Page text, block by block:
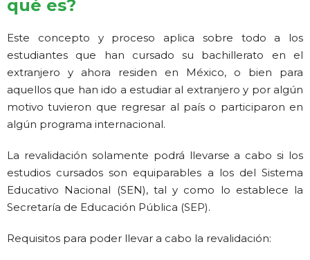
qué es?
Este concepto y proceso aplica sobre todo a los
estudiantes que han cursado su bachillerato en el
extranjero y ahora residen en México, o bien para
aquellos que han ido a estudiar al extranjero y por algún
motivo tuvieron que regresar al país o participaron en
algún programa internacional.
La revalidación solamente podrá llevarse a cabo si los
estudios cursados son equiparables a los del Sistema
Educativo Nacional (SEN), tal y como lo establece la
Secretaría de Educación Pública (SEP).
Requisitos para poder llevar a cabo la revalidación: